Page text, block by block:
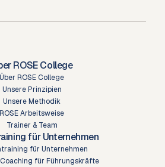
ROSE College
Über ROSE College
Unsere Prinzipien
Unsere Methodik
ROSE Arbeitsweise
Trainer & Team
für Unternehmen
für Unternehmen
für Führungskräfte